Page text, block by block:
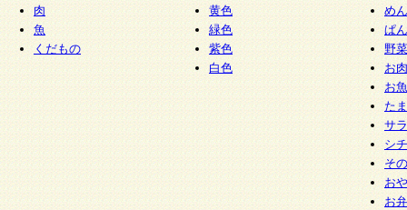
肉
魚
くだもの
黄色
緑色
紫色
白色
めん
ぱん
野
お
お
た
サ
シ
そ
お
お